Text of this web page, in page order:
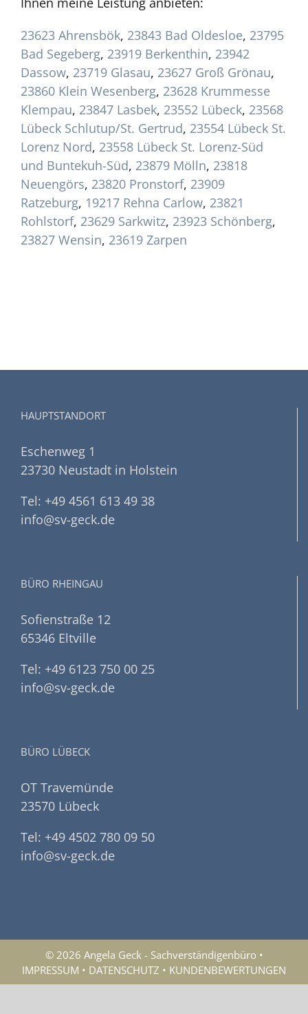
23623 Ahrensbök, 23843 Bad Oldesloe, 23795
Bad Segeberg, 23919 Berkenthin, 23942
Dassow, 23719 Glasau, 23627 Groß Grönau,
23860 Klein Wesenberg, 23628 Krummesse
Klempau, 23847 Lasbek, 23552 Lübeck, 23568
Lübeck Schlutup/St. Gertrud, 23554 Lübeck St.
Lorenz Nord, 23558 Lübeck St. Lorenz-Süd
und Buntekuh-Süd, 23879 Mölln, 23818
Neuengörs, 23820 Pronstorf, 23909
Ratzeburg, 19217 Rehna Carlow, 23821
Rohlstorf, 23629 Sarkwitz, 23923 Schönberg,
23827 Wensin, 23619 Zarpen
HAUPTSTANDORT
Eschenweg 1
23730 Neustadt in Holstein
Tel: +49 4561 613 49 38
info@sv-geck.de
BÜRO RHEINGAU
Sofienstraße 12
65346 Eltville
Tel: +49 6123 750 00 25
info@sv-geck.de
BÜRO LÜBECK
OT Travemünde
23570 Lübeck
Tel: +49 4502 780 09 50
info@sv-geck.de
© 2026 Angela Geck - Sachverständigenbüro •
IMPRESSUM • DATENSCHUTZ • KUNDENBEWERTUNGEN